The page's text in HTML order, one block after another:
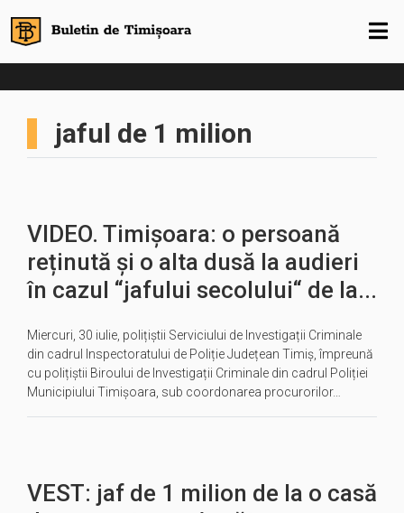
jaful de 1 milion
VIDEO. Timișoara: o persoană
reținută și o alta dusă la audieri
în cazul “jafului secolului“ de la...
Miercuri, 30 iulie, polițiștii Serviciului de Investigații Criminale
din cadrul Inspectoratului de Poliție Județean Timiș, împreună
cu polițiștii Biroului de Investigații Criminale din cadrul Poliției
Municipiului Timișoara, sub coordonarea procurorilor…
VEST: jaf de 1 milion de la o casă